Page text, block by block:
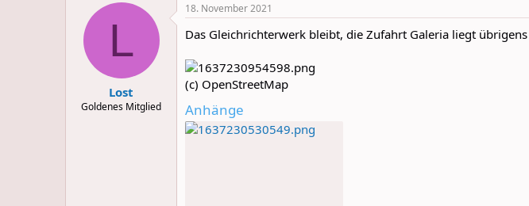
L
Lost
Goldenes Mitglied
18. November 2021
Das Gleichrichterwerk bleibt, die Zufahrt Galeria liegt
(c) OpenStreetMap
Anhänge